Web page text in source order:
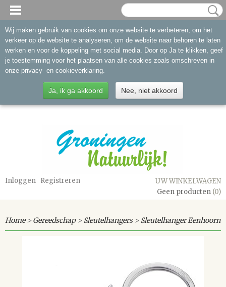
Inloggen Registreren
UW WINKELWAGEN
Geen producten (0)
Home>Gereedschap>Sleutelhangers>Sleutelhanger Eenhoorn
Wij maken gebruik van cookies om onze website te verbeteren, om het
verkeer op de website te analyseren, om de website naar behoren te laten
werken en voor de koppeling met social media. Door op Ja te klikken, geef
je toestemming voor het plaatsen van alle cookies zoals omschreven in
onze privacy- en cookieverklaring.
Ja, ik ga akkoord Nee, niet akkoord